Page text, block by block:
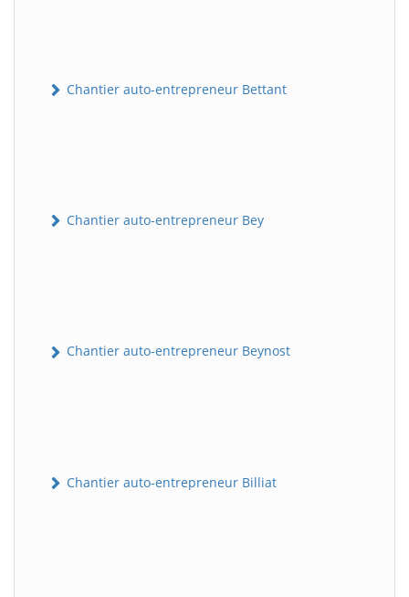
Chantier auto-entrepreneur Bettant
Chantier auto-entrepreneur Bey
Chantier auto-entrepreneur Beynost
Chantier auto-entrepreneur Billiat